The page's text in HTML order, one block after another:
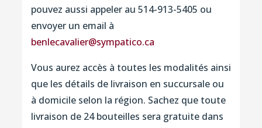
pouvez aussi appeler au 514-913-5405 ou
envoyer un email à
benlecavalier@sympatico.ca
Vous aurez accès à toutes les modalités ainsi
que les détails de livraison en succursale ou
à domicile selon la région. Sachez que toute
livraison de 24 bouteilles sera gratuite dans